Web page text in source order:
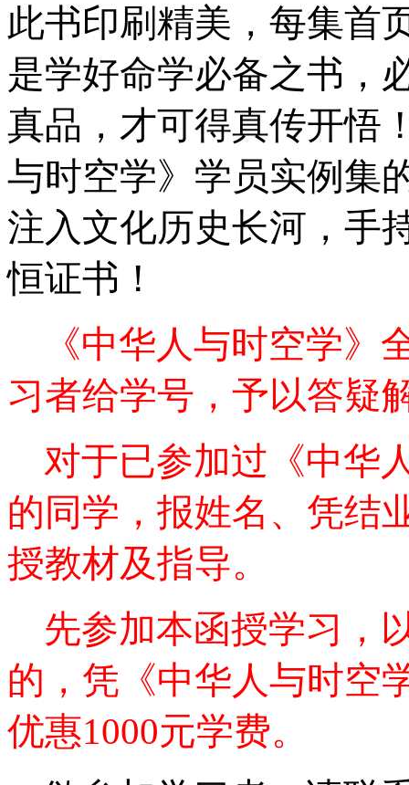
此书印刷精美，每集首
是学好命学必备之书，
真品，才可得真传开悟
与时空学》学员实例集
注入文化历史长河，手
恒证书！
《中华人与时空学》
习者给学号，予以答疑
对于已参加过《中华
的同学，报姓名、凭结
授教材及指导。
先参加本函授学习，
的，凭《中华人与时空
优惠1000元学费。